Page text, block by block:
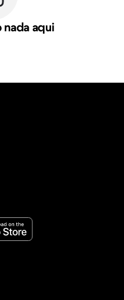
nada aqui